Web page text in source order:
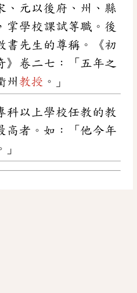
、元以後府、州、縣
掌學校課試等職。後
書先生的尊稱。《初
》卷二七：「五年之
州 教授 。」
科以上學校任教的教
高者。如：「他今年
」